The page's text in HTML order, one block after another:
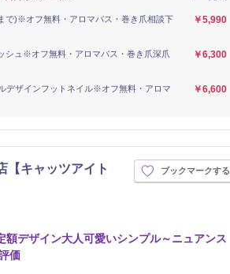
で)※オフ無料・アロマバス・巻き爪相談下
￥5,990
シュ※オフ無料・アロマバス・巻き爪深爪
￥6,300
デザインフットネイル※オフ無料・アロマ
￥6,600
キャッツアイト
ブックマークする
デザイン大人可愛いシンプル～ニュアンス
価